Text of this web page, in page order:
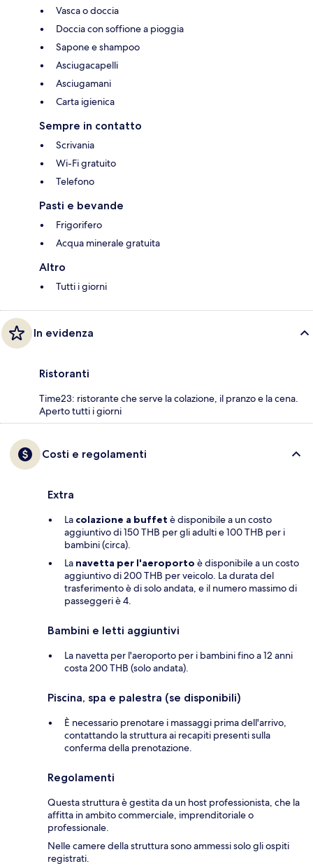
Vasca o doccia
Doccia con soffione a pioggia
Sapone e shampoo
Asciugacapelli
Asciugamani
Carta igienica
Sempre in contatto
Scrivania
Wi-Fi gratuito
Telefono
Pasti e bevande
Frigorifero
Acqua minerale gratuita
Altro
Tutti i giorni
In evidenza
Ristoranti
Time23: ristorante che serve la colazione, il pranzo e la cena.
Aperto tutti i giorni
Costi e regolamenti
Extra
La colazione a buffet è disponibile a un costo
aggiuntivo di 150 THB per gli adulti e 100 THB per i
bambini (circa).
La navetta per l'aeroporto è disponibile a un costo
aggiuntivo di 200 THB per veicolo. La durata del
trasferimento è di solo andata, e il numero massimo di
passeggeri è 4.
Bambini e letti aggiuntivi
La navetta per l'aeroporto per i bambini fino a 12 anni
costa 200 THB (solo andata).
Piscina, spa e palestra (se disponibili)
È necessario prenotare i massaggi prima dell'arrivo,
contattando la struttura ai recapiti presenti sulla
conferma della prenotazione.
Regolamenti
Questa struttura è gestita da un host professionista, che la
affitta in ambito commerciale, imprenditoriale o
professionale.
Nelle camere della struttura sono ammessi solo gli ospiti
registrati.